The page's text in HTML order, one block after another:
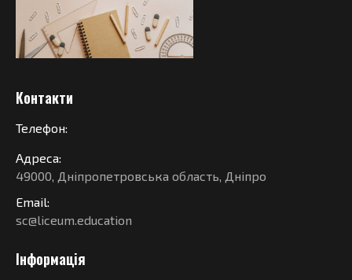
Контакти
Телефон:
Адреса:
49000, Дніпропетровська область, Дніпро
Email:
sc@liceum.education
Інформація